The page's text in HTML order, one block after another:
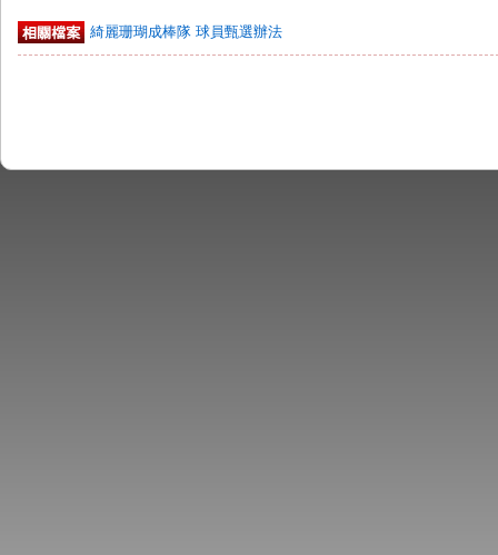
綺麗珊瑚成棒隊 球員甄選辦法